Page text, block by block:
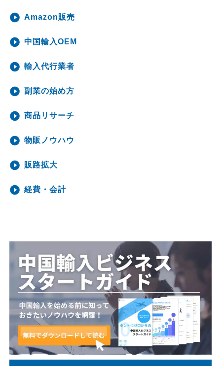
Amazon販売
中国輸入OEM
輸入代行業者
副業の始め方
商品リサーチ
物販ノウハウ
販路拡大
経費・会計